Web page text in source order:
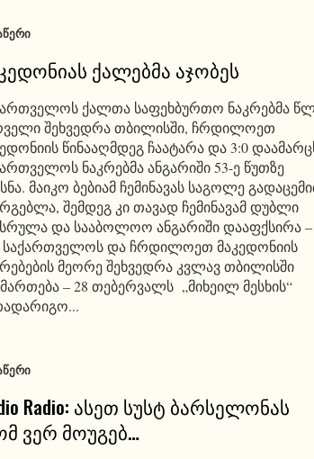
ქალებმა აჯობეს
ქალთა საფეხბურთო ნაკრებმა
შეხვედრა თბილისში, ჩრდილოეთ
წინააღმდეგ ჩაატარა და 3:0
ნაკრებმა ანგარიში 53-ე წუთზე
მაიკო ბებიამ ჩემინავას საგოლე
შემდეგ კი თავად ჩემინავამ დუბლი
და სააბოლოო ანგარიში დააფქსირა –
საქართველოს და ჩრდილოეთ მაკედონიის
მეორე შეხვედრა კვლავ თბილისში
– 28 თებერვალს „მიხეილ მესხის“
Radio: ასეთ სუსტ ბარსელონას
ვერ მოუგებ…